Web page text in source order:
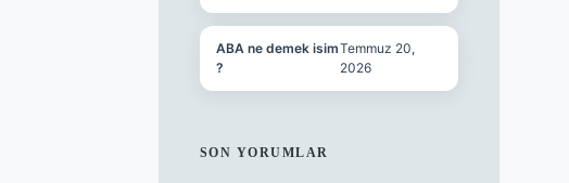
ABA ne demek isim
?
Temmuz 20,
2026
SON YORUMLAR